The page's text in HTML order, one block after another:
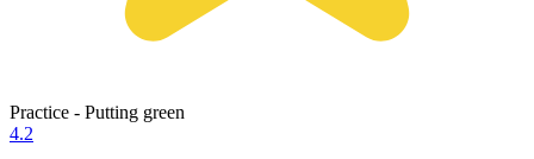
Practice - Putting green
4.2